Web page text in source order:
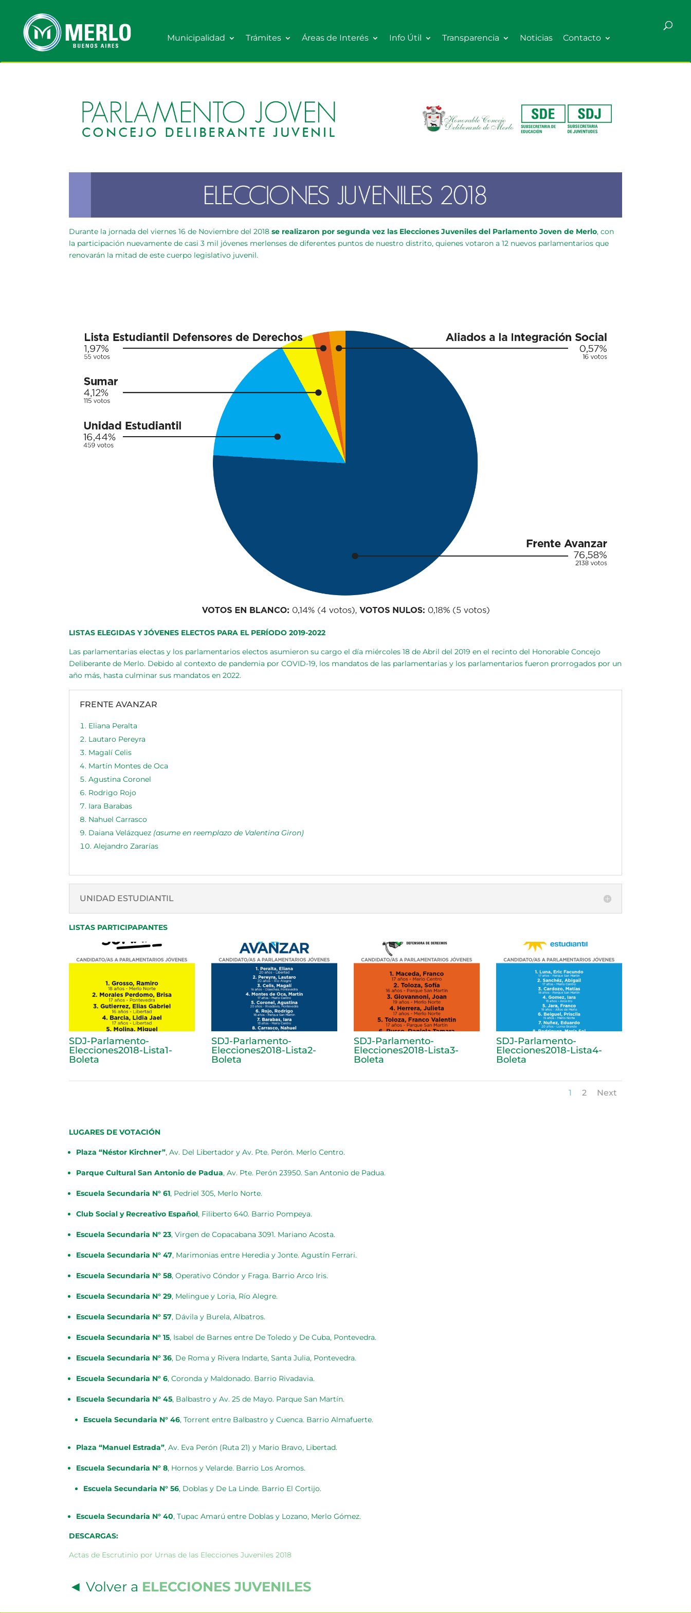
Municipalidad Trámites Áreas de Interés Info Útil Transparencia Noticias Contacto
Durante la jornada del viernes 16 de Noviembre del 2018se realizaron por segunda vez las Elecciones Juveniles del Parlamento Joven de Merlo, con
la participación nuevamente de casi 3 mil jóvenes merlenses de diferentes puntos de nuestro distrito, quienes votaron a 12 nuevos parlamentarios que
renovarán la mitad de este cuerpo legislativo juvenil.
LISTAS ELEGIDAS Y JÓVENES ELECTOS PARA EL PERÍODO 2019-2022
Las parlamentarias electas y los parlamentarios electos asumieron su cargo el día miércoles 18 de Abril del 2019 en el recinto del Honorable Concejo
Deliberante de Merlo. Debido al contexto de pandemia por COVID-19, los mandatos de las parlamentarias y los parlamentarios fueron prorrogados por un
año más, hasta culminar sus mandatos en 2022.
FRENTE AVANZAR
Eliana Peralta
Lautaro Pereyra
Magalí Celis
Martín Montes de Oca
Agustina Coronel
Rodrigo Rojo
Iara Barabas
Nahuel Carrasco
Daiana Velázquez (asume en reemplazo de Valentina Giron)
Alejandro Zararías
UNIDAD ESTUDIANTIL
LISTAS PARTICIPAPANTES
SDJ-Parlamento-
Elecciones2018-Lista1-
Boleta
SDJ-Parlamento-
Elecciones2018-Lista2-
Boleta
SDJ-Parlamento-
Elecciones2018-Lista3-
Boleta
SDJ-Parlamento-
Elecciones2018-Lista4-
Boleta
1 2 Next
LUGARES DE VOTACIÓN
Plaza “Néstor Kirchner”, Av. Del Libertador y Av. Pte. Perón. Merlo Centro.
Parque Cultural San Antonio de Padua, Av. Pte. Perón 23950. San Antonio de Padua.
Escuela Secundaria N° 61, Pedriel 305, Merlo Norte.
Club Social y Recreativo Español, Filiberto 640. Barrio Pompeya.
Escuela Secundaria N° 23, Virgen de Copacabana 3091. Mariano Acosta.
Escuela Secundaria N° 47, Marimonias entre Heredia y Jonte. Agustín Ferrari.
Escuela Secundaria N° 58, Operativo Cóndor y Fraga. Barrio Arco Iris.
Escuela Secundaria N° 29, Melingue y Loria, Río Alegre.
Escuela Secundaria N° 57, Dávila y Burela, Albatros.
Escuela Secundaria N° 15, Isabel de Barnes entre De Toledo y De Cuba, Pontevedra.
Escuela Secundaria N° 36, De Roma y Rivera Indarte, Santa Julia, Pontevedra.
Escuela Secundaria N° 6, Coronda y Maldonado. Barrio Rivadavia.
Escuela Secundaria N° 45, Balbastro y Av. 25 de Mayo. Parque San Martín.
Escuela Secundaria N° 46, Torrent entre Balbastro y Cuenca. Barrio Almafuerte.
Plaza “Manuel Estrada”, Av. Eva Perón (Ruta 21) y Mario Bravo, Libertad.
Escuela Secundaria N° 8, Hornos y Velarde. Barrio Los Aromos.
Escuela Secundaria N° 56, Doblas y De La Linde. Barrio El Cortijo.
Escuela Secundaria N° 40, Tupac Amarú entre Doblas y Lozano, Merlo Gómez.
DESCARGAS:
Actas de Escrutinio por Urnas de las Elecciones Juveniles 2018
◄ Volver a ELECCIONES JUVENILES